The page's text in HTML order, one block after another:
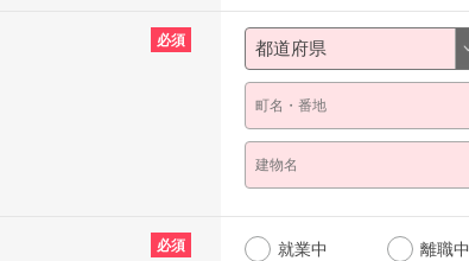
必須
必須 就業中 離職中